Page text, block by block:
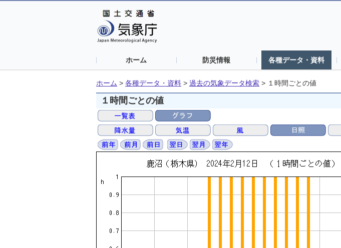
ホーム 防災情報 各種データ・資料
ホーム > 各種データ・資料 > 過去の気象データ検索 > １時間ごとの値
１時間ごとの値